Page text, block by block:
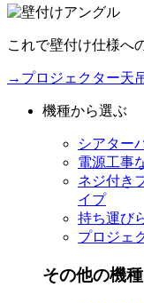
これで壁付け仕様へ
→プロジェクター天
機種から選ぶ
シアター
電源工事
ネジ付き
イプ
持ち運び
プロジェ
その他の機種